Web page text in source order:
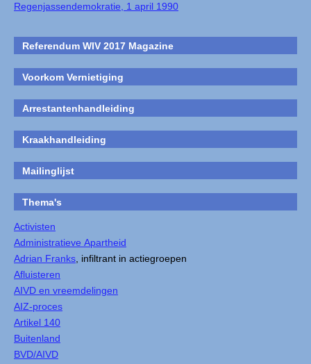
Regenjassendemokratie, 1 april 1990
Referendum WIV 2017 Magazine
Voorkom Vernietiging
Arrestantenhandleiding
Kraakhandleiding
Mailinglijst
Thema's
Activisten
Administratieve Apartheid
Adrian Franks , infiltrant in actiegroepen
Afluisteren
AIVD en vreemdelingen
AIZ-proces
Artikel 140
Buitenland
BVD/AIVD